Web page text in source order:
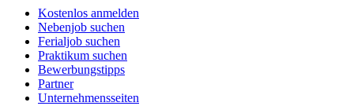
Kostenlos anmelden
Nebenjob suchen
Ferialjob suchen
Praktikum suchen
Bewerbungstipps
Partner
Unternehmensseiten